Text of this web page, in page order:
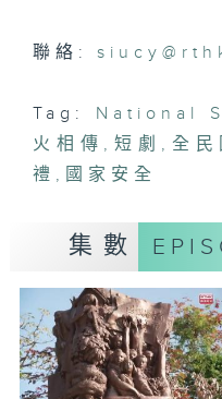
升市民的國家安全
式讓市民明白國家
係。
聯絡:
Tag: National
火相傳 , 短劇 , 全
禮 , 國家安全
集數